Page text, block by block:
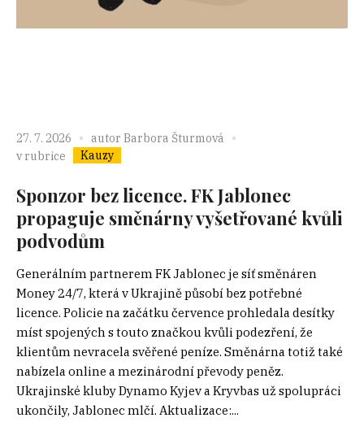
27. 7. 2026 autor Barbora Šturmová
v rubrice
Kauzy
Sponzor bez licence. FK Jablonec
propaguje směnárny vyšetřované kvůli
podvodům
Generálním partnerem FK Jablonec je síť směnáren
Money 24/7, která v Ukrajině působí bez potřebné
licence. Policie na začátku července prohledala desítky
míst spojených s touto značkou kvůli podezření, že
klientům nevracela svěřené peníze. Směnárna totiž také
nabízela online a mezinárodní převody peněz.
Ukrajinské kluby Dynamo Kyjev a Kryvbas už spolupráci
ukončily, Jablonec mlčí. Aktualizace:...